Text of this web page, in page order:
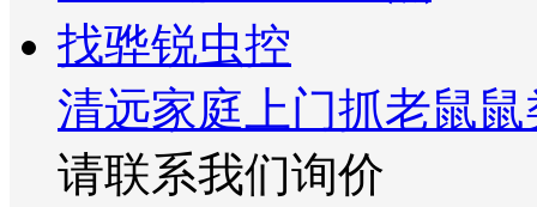
清远家庭上门抓老鼠
请联系我们询价